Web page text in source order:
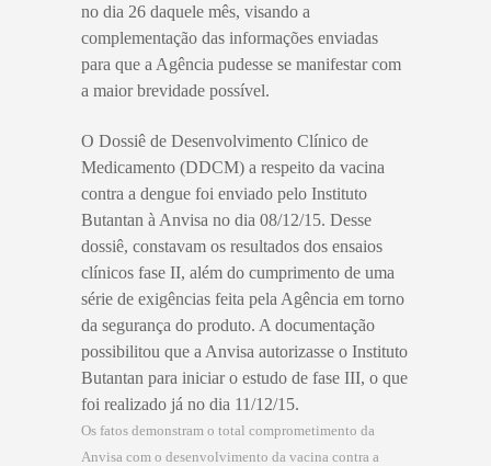
no dia 26 daquele mês, visando a
complementação das informações enviadas
para que a Agência pudesse se manifestar com
a maior brevidade possível.
O Dossiê de Desenvolvimento Clínico de
Medicamento (DDCM) a respeito da vacina
contra a dengue foi enviado pelo Instituto
Butantan à Anvisa no dia 08/12/15. Desse
dossiê, constavam os resultados dos ensaios
clínicos fase II, além do cumprimento de uma
série de exigências feita pela Agência em torno
da segurança do produto. A documentação
possibilitou que a Anvisa autorizasse o Instituto
Butantan para iniciar o estudo de fase III, o que
foi realizado já no dia 11/12/15.
Os fatos demonstram o total comprometimento da
Anvisa com o desenvolvimento da vacina contra a